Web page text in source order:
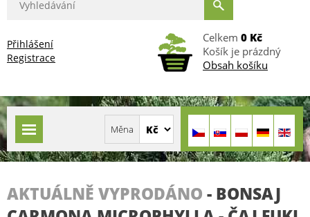
Přihlášení
Registrace
Celkem 0 Kč
Košík je prázdný
Obsah košíku
AKTUÁLNĚ VYPRODÁNO - BONSAJ